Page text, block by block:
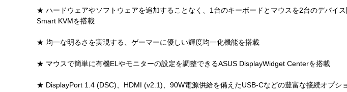
★ ハードウェアやソフトウェアを追加することなく、1台のキーボードとマウスを2台のデバイ
Smart KVMを搭載
★ 均一な明るさを実現する、ゲーマーに優しい輝度均一化機能を搭載
★ マウスで簡単に有機ELやモニターの設定を調整できるASUS DisplayWidget Centerを搭載
★ DisplayPort 1.4 (DSC)、HDMI (v2.1)、90W電源供給を備えたUSB-Cなどの豊富な接続オプシ